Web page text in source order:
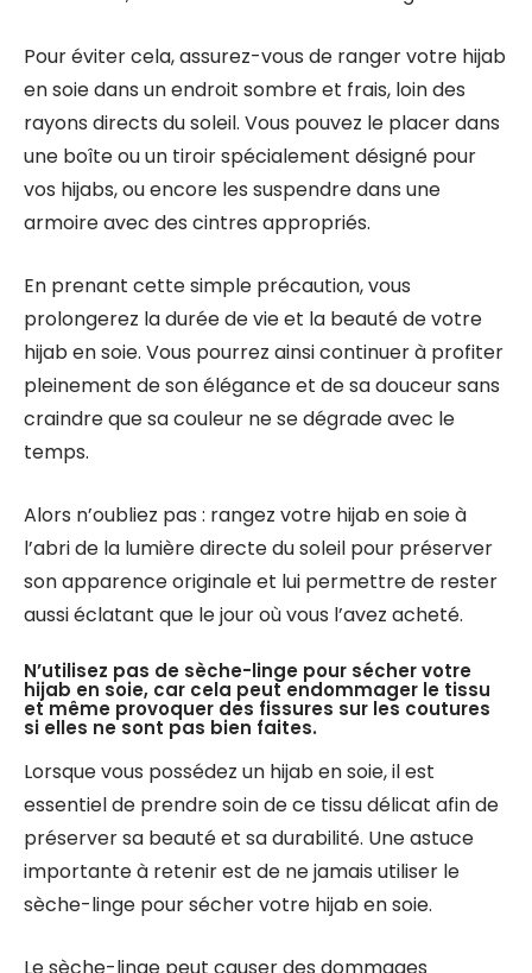
Pour éviter cela, assurez-vous de ranger votre hijab
en soie dans un endroit sombre et frais, loin des
rayons directs du soleil. Vous pouvez le placer dans
une boîte ou un tiroir spécialement désigné pour
vos hijabs, ou encore les suspendre dans une
armoire avec des cintres appropriés.
En prenant cette simple précaution, vous
prolongerez la durée de vie et la beauté de votre
hijab en soie. Vous pourrez ainsi continuer à profiter
pleinement de son élégance et de sa douceur sans
craindre que sa couleur ne se dégrade avec le
temps.
Alors n’oubliez pas : rangez votre hijab en soie à
l’abri de la lumière directe du soleil pour préserver
son apparence originale et lui permettre de rester
aussi éclatant que le jour où vous l’avez acheté.
N’utilisez pas de sèche-linge pour sécher votre
hijab en soie, car cela peut endommager le tissu
et même provoquer des fissures sur les coutures
si elles ne sont pas bien faites.
Lorsque vous possédez un hijab en soie, il est
essentiel de prendre soin de ce tissu délicat afin de
préserver sa beauté et sa durabilité. Une astuce
importante à retenir est de ne jamais utiliser le
sèche-linge pour sécher votre hijab en soie.